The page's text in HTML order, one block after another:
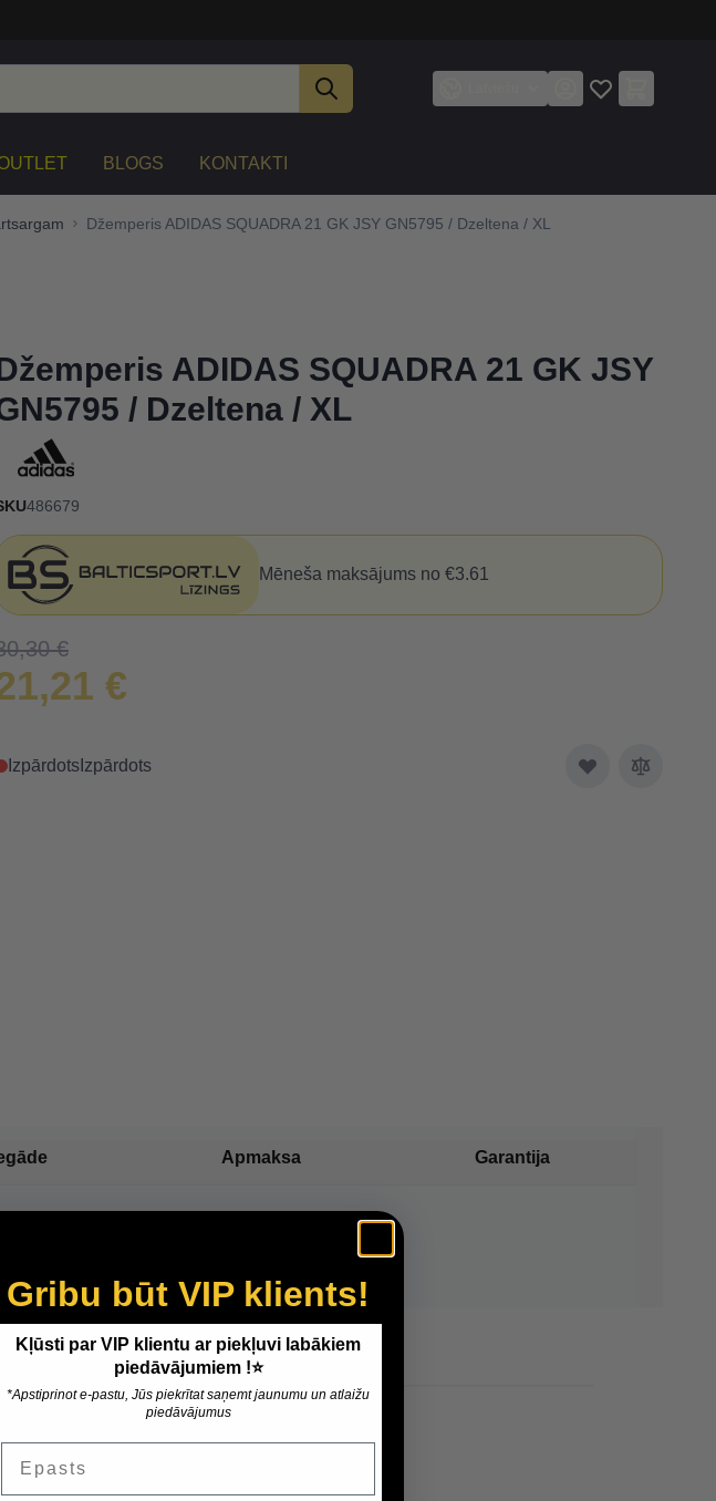
BLOGS KONTAKTI
Džemperis ADIDAS SQUADRA 21 GK JSY GN5795 / Dzeltena / XL
ADIDAS SQUADRA 21 GK JSY
/ Dzeltena / XL
486679
Mēneša maksājums no €3.61
€
€
Izpārdots Izpārdots
Apmaksa Garantija
Gribu būt VIP klients!
Kļūsti par VIP klientu ar piekļuvi labākiem
piedāvājumiem !⭐
*Apstiprinot e-pastu, Jūs piekrītat saņemt jaunumu un atlaižu
piedāvājumus